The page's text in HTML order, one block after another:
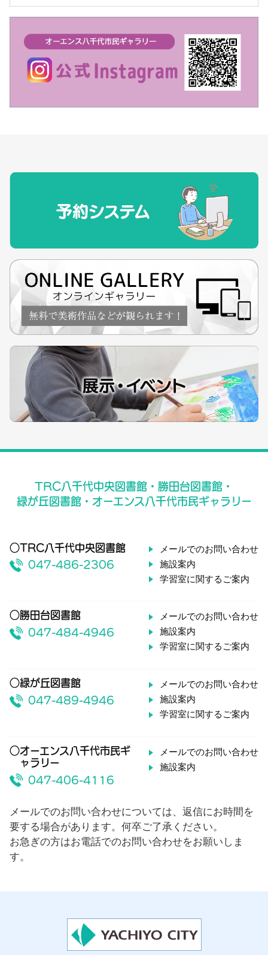
TRC八千代中央図書館・勝田台図書館・
緑が丘図書館・オーエンス八千代市民ギャラリー
○TRC八千代中央図書館
047-486-2306
メールでのお問い合わせ
施設案内
学習室に関するご案内
○勝田台図書館
047-484-4946
メールでのお問い合わせ
施設案内
学習室に関するご案内
○緑が丘図書館
047-489-4946
メールでのお問い合わせ
施設案内
学習室に関するご案内
○オーエンス八千代市民ギ
ャラリー
047-406-4116
メールでのお問い合わせ
施設案内
メールでのお問い合わせについては、返信にお時間を
要する場合があります。何卒ご了承ください。
お急ぎの方はお電話でのお問い合わせをお願いしま
す。